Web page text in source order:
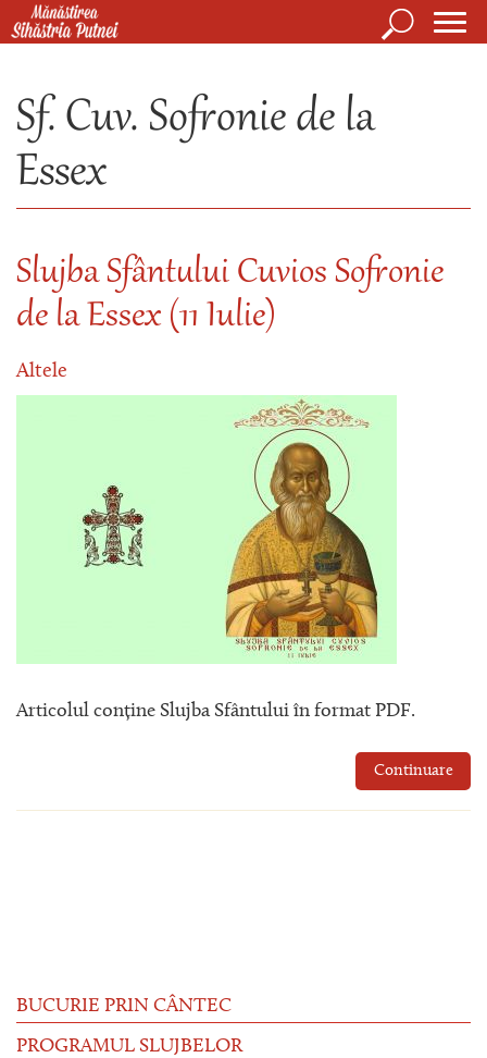
Mergi la conţinutul principal
Căutare
Sf. Cuv. Sofronie de la
Essex
Slujba Sfântului Cuvios Sofronie
de la Essex (11 Iulie)
Altele
Articolul conține Slujba Sfântului în format PDF.
Continuare
BUCURIE PRIN CÂNTEC
PROGRAMUL SLUJBELOR